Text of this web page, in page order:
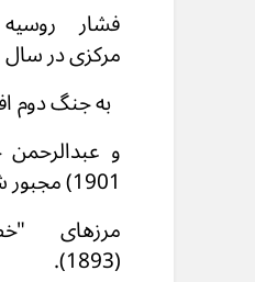
فشار
مرکزی در سال 1878 انجام
به جنگ دوم
1901) مجبور شناختن
مرزهای
(1893).